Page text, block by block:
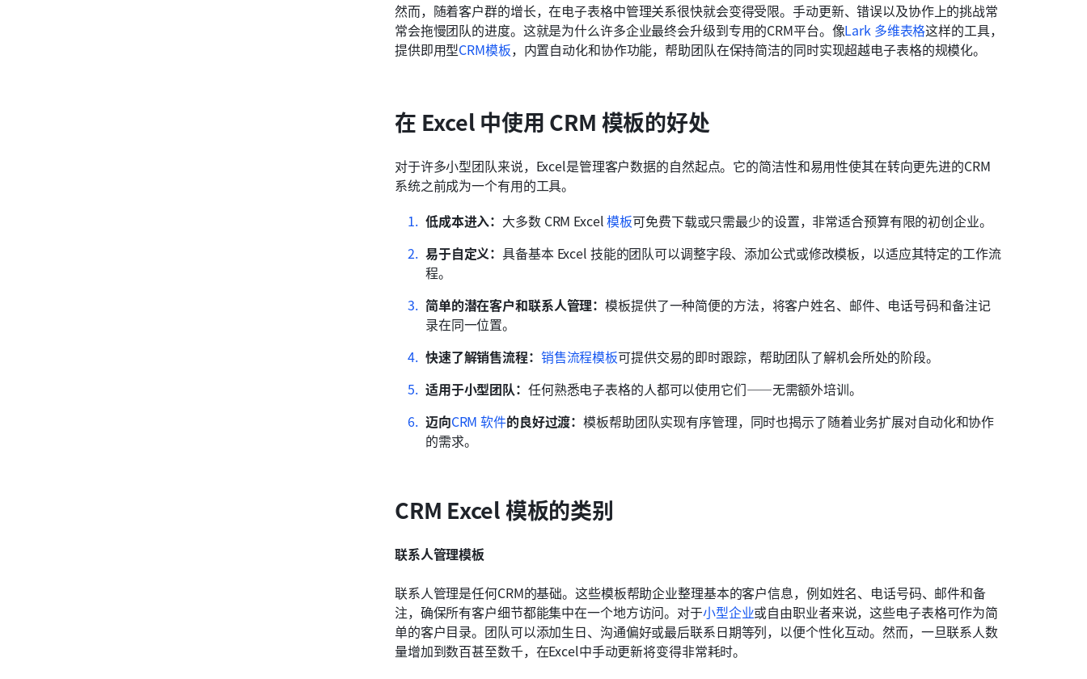
然而，随着客户群的增长，在电子表格中管理关系很快就会变得受限。手动更新、错误以及协作上的挑战常
常会拖慢团队的进度。这就是为什么许多企业最终会升级到专用的CRM平台。像Lark 多维表格这样的工具，
提供即用型CRM模板，内置自动化和协作功能，帮助团队在保持简洁的同时实现超越电子表格的规模化。
在 Excel 中使用 CRM 模板的好处
对于许多小型团队来说，Excel是管理客户数据的自然起点。它的简洁性和易用性使其在转向更先进的CRM
系统之前成为一个有用的工具。
低成本进入： 大多数 CRM Excel 模板可免费下载或只需最少的设置，非常适合预算有限的初创企业。
易于自定义：具备基本 Excel 技能的团队可以调整字段、添加公式或修改模板，以适应其特定的工作流
程。
简单的潜在客户和联系人管理：模板提供了一种简便的方法，将客户姓名、邮件、电话号码和备注记
录在同一位置。
快速了解销售流程： 销售流程模板可提供交易的即时跟踪，帮助团队了解机会所处的阶段。
适用于小型团队： 任何熟悉电子表格的人都可以使用它们——无需额外培训。
迈向CRM 软件的良好过渡：模板帮助团队实现有序管理，同时也揭示了随着业务扩展对自动化和协作
的需求。
CRM Excel 模板的类别
联系人管理模板
联系人管理是任何CRM的基础。这些模板帮助企业整理基本的客户信息，例如姓名、电话号码、邮件和备
注，确保所有客户细节都能集中在一个地方访问。对于小型企业或自由职业者来说，这些电子表格可作为简
单的客户目录。团队可以添加生日、沟通偏好或最后联系日期等列，以便个性化互动。然而，一旦联系人数
量增加到数百甚至数千，在Excel中手动更新将变得非常耗时。